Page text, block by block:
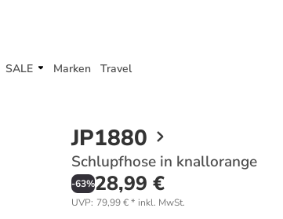
SALE Marken Travel
JP1880
Schlupfhose in knallorange
-63%28,99 €
UVP: 79,99 €* inkl. MwSt.